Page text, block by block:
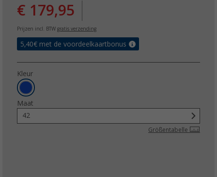
€ 179,95
Prijzen incl. BTW gratis verzending
5,40€ met de voordeelkaartbonus
Kleur
Maat
42
Größentabelle